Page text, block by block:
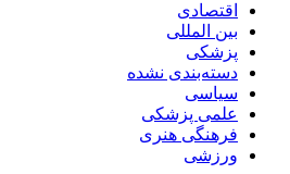
اقتصادی
بین المللی
پزشکی
دسته‌بندی نشده
سیاسی
علمی پزشکی
فرهنگی هنری
ورزشی